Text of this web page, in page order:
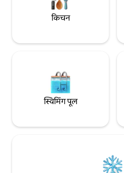
किचन
स्विमिंग पूल